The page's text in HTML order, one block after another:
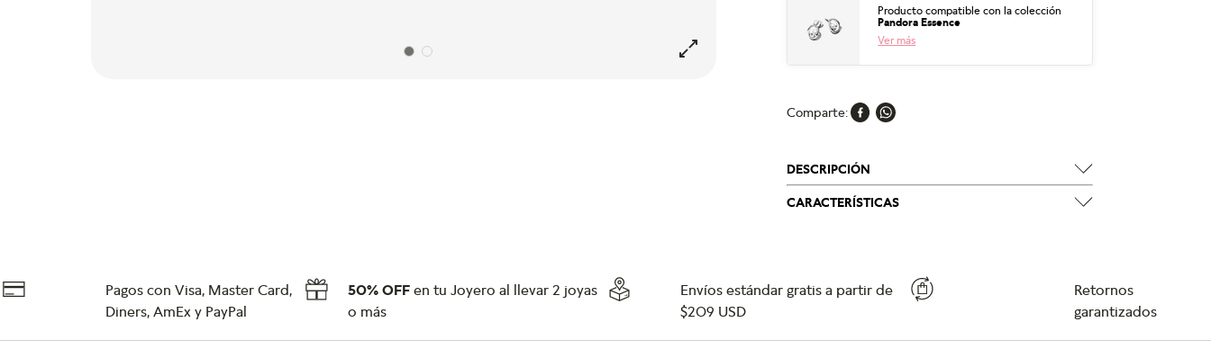
Producto compatible con la colección
Pandora Essence
Ver más
Comparte
DESCRIPCIÓN
CARACTERÍSTICAS
Pagos con Visa, Master Card,
Diners, AmEx y PayPal
50% OFFen tu Joyero al llevar 2 joyas
o más
Envíos estándar gratis a partir de
$209 USD
Retornos
garantizados